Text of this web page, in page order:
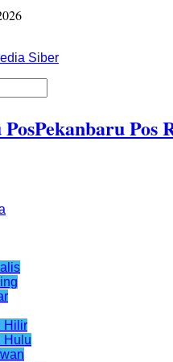
Siber
Pekanbaru Pos
Hilir
Hulu